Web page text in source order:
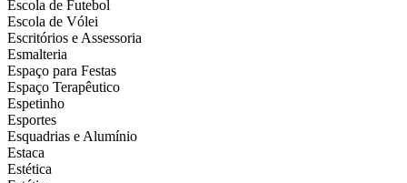
Escola de Futebol
Escola de Vólei
Escritórios e Assessoria
Esmalteria
Espaço para Festas
Espaço Terapêutico
Espetinho
Esportes
Esquadrias e Alumínio
Estaca
Estética